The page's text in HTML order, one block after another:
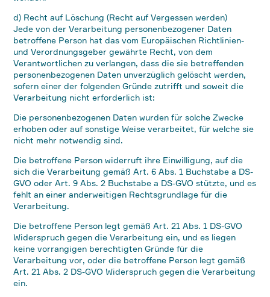
d) Recht auf Löschung (Recht auf Vergessen werden)
Jede von der Verarbeitung personenbezogener Daten
betroffene Person hat das vom Europäischen Richtlinien-
und Verordnungsgeber gewährte Recht, von dem
Verantwortlichen zu verlangen, dass die sie betreffenden
personenbezogenen Daten unverzüglich gelöscht werden,
sofern einer der folgenden Gründe zutrifft und soweit die
Verarbeitung nicht erforderlich ist:
Die personenbezogenen Daten wurden für solche Zwecke
erhoben oder auf sonstige Weise verarbeitet, für welche sie
nicht mehr notwendig sind.
Die betroffene Person widerruft ihre Einwilligung, auf die
sich die Verarbeitung gemäß Art. 6 Abs. 1 Buchstabe a DS-
GVO oder Art. 9 Abs. 2 Buchstabe a DS-GVO stützte, und es
fehlt an einer anderweitigen Rechtsgrundlage für die
Verarbeitung.
Die betroffene Person legt gemäß Art. 21 Abs. 1 DS-GVO
Widerspruch gegen die Verarbeitung ein, und es liegen
keine vorrangigen berechtigten Gründe für die
Verarbeitung vor, oder die betroffene Person legt gemäß
Art. 21 Abs. 2 DS-GVO Widerspruch gegen die Verarbeitung
ein.